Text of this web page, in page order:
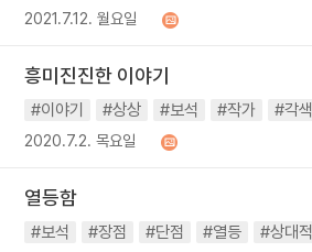
2021.7.12. 월요일
흥미진진한 이야기
#이야기 #상상 #보석 #작가 #각색
2020.7.2. 목요일
열등함
#보석 #장점 #단점 #열등 #상대적